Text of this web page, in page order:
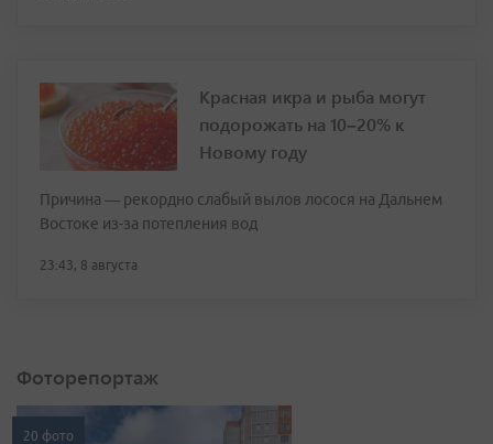
Красная икра и рыба могут
подорожать на 10–20% к
Новому году
Причина — рекордно слабый вылов лосося на Дальнем
Востоке из-за потепления вод
23:43, 8 августа
Фоторепортаж
20 фото